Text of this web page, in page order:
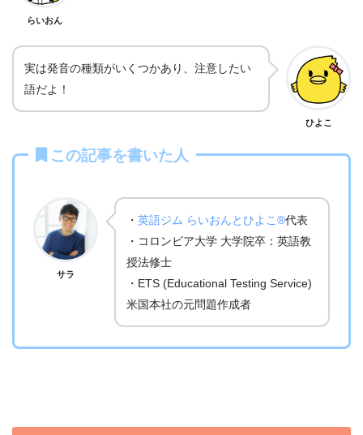
らいおん
実は発音の種類がいくつかあり、注意したい
語だよ！
ひよこ
この記事を書いた人
サラ
・ 英語ジム らいおんとひよこ®代表
・コロンビア大学 大学院卒：英語教
授法修士
・ETS (Educational Testing Service)
米国本社の元問題作成者